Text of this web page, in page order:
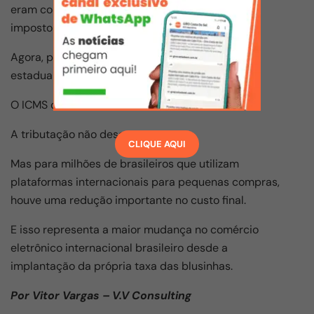
eram compostas por produto, imposto federal e
imposto estadual.
Agora, permanecem apenas produto e imposto
estadual.
O ICMS continua existindo.
A tributação não desapareceu.
Mas para milhões de brasileiros que utilizam
plataformas internacionais para pequenas compras,
houve uma redução importante no custo final.
E isso representa a maior mudança no comércio
eletrônico internacional brasileiro desde a
implantação da própria taxa das blusinhas.
Por Vitor Vargas – V.V Consulting
CLIQUE AQUI